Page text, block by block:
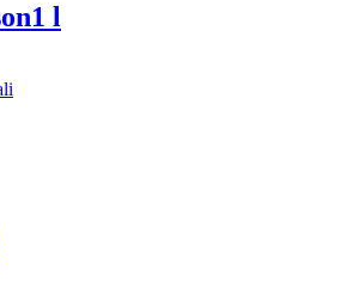
1 l